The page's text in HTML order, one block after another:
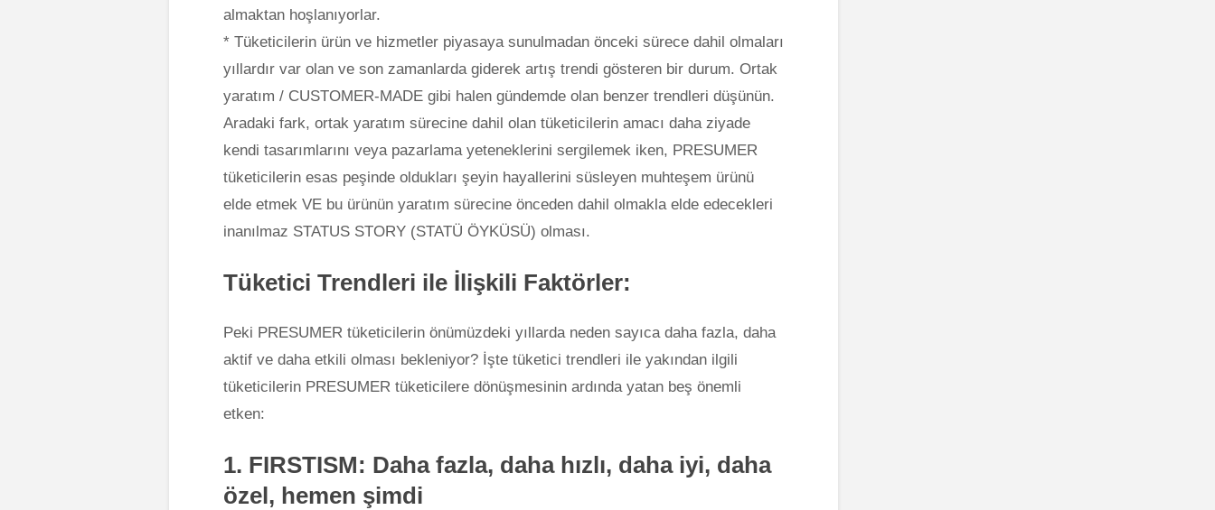
almaktan hoşlanıyorlar.
* Tüketicilerin ürün ve hizmetler piyasaya sunulmadan önceki sürece dahil olmaları
yıllardır var olan ve son zamanlarda giderek artış trendi gösteren bir durum. Ortak
yaratım / CUSTOMER-MADE gibi halen gündemde olan benzer trendleri düşünün.
Aradaki fark, ortak yaratım sürecine dahil olan tüketicilerin amacı daha ziyade
kendi tasarımlarını veya pazarlama yeteneklerini sergilemek iken, PRESUMER
tüketicilerin esas peşinde oldukları şeyin hayallerini süsleyen muhteşem ürünü
elde etmek VE bu ürünün yaratım sürecine önceden dahil olmakla elde edecekleri
inanılmaz STATUS STORY (STATÜ ÖYKÜSÜ) olması.
Tüketici Trendleri ile İlişkili Faktörler:
Peki PRESUMER tüketicilerin önümüzdeki yıllarda neden sayıca daha fazla, daha
aktif ve daha etkili olması bekleniyor? İşte tüketici trendleri ile yakından ilgili
tüketicilerin PRESUMER tüketicilere dönüşmesinin ardında yatan beş önemli
etken:
1. FIRSTISM: Daha fazla, daha hızlı, daha iyi, daha
özel, hemen şimdi